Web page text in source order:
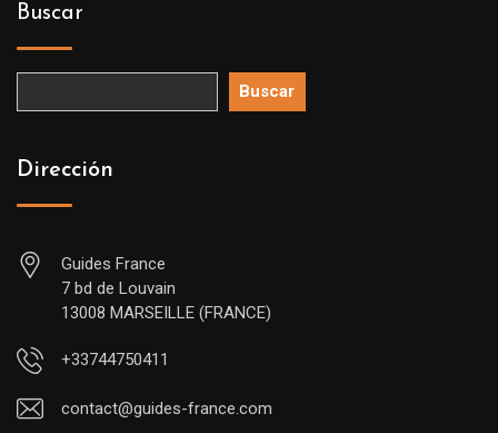
Buscar
Buscar
Dirección
Guides France
7 bd de Louvain
13008 MARSEILLE (FRANCE)
+33744750411
contact@guides-france.com